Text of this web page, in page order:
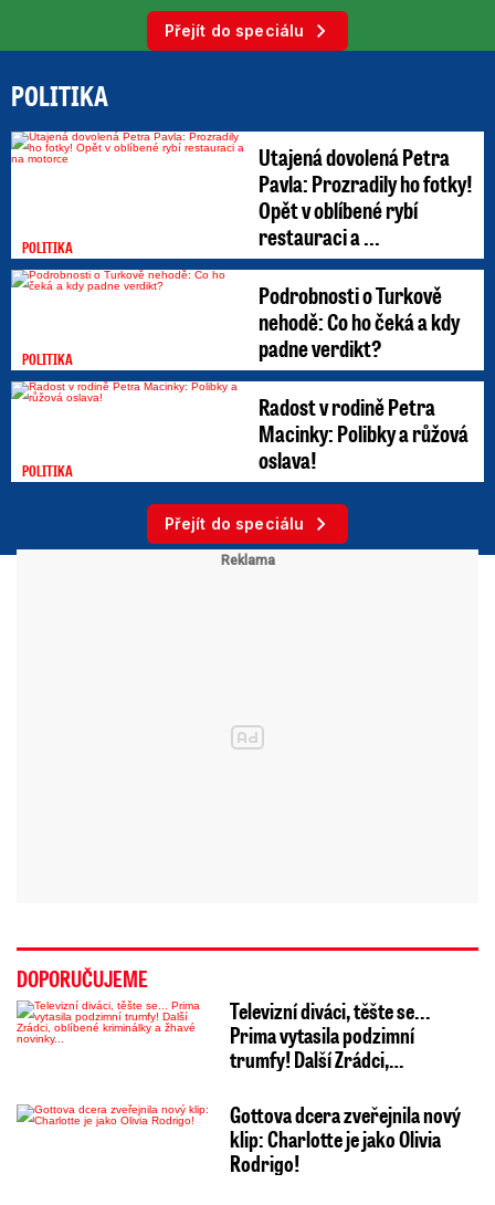
Přejít do speciálu
POLITIKA
POLITIKA
Utajená dovolená Petra
Pavla: Prozradily ho fotky!
Opět v oblíbené rybí
restauraci a ...
POLITIKA
Podrobnosti o Turkově
nehodě: Co ho čeká a kdy
padne verdikt?
POLITIKA
Radost v rodině Petra
Macinky: Polibky a růžová
oslava!
Přejít do speciálu
DOPORUČUJEME
Televizní diváci, těšte se...
Prima vytasila podzimní
trumfy! Další Zrádci,…
Gottova dcera zveřejnila nový
klip: Charlotte je jako Olivia
Rodrigo!